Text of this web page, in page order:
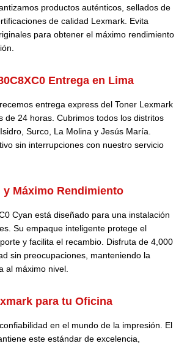
productos auténticos, sellados de
de calidad Lexmark. Evita
para obtener el máximo rendimiento
Entrega en Lima
entrega express del Toner Lexmark
de 24 horas. Cubrimos todos los distritos
Surco, La Molina y Jesús María.
sin interrupciones con nuestro servicio
Máximo Rendimiento
Cyan está diseñado para una instalación
Su empaque inteligente protege el
y facilita el recambio. Disfruta de 4,000
sin preocupaciones, manteniendo la
al máximo nivel.
para tu Oficina
en el mundo de la impresión. El
este estándar de excelencia,